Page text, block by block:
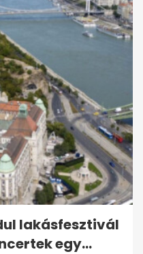
lakásfesztivál
egy...